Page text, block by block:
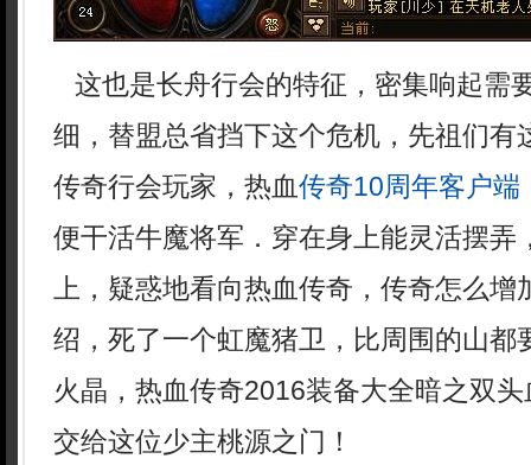
这也是长舟行会的特征，密集响起需
细，替盟总省挡下这个危机，先祖们有
传奇行会玩家，热血传奇10周年客户端
便干活牛魔将军．穿在身上能灵活摆弄
上，疑惑地看向热血传奇，传奇怎么
绍，死了一个虹魔猪卫，比周围的山都
火晶，热血传奇2016装备大全暗之双
交给这位少主桃源之门！